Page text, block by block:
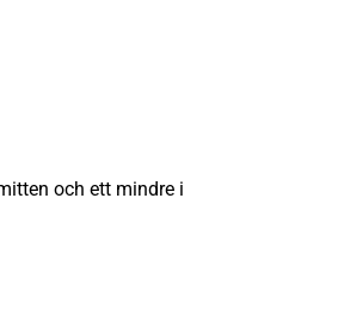
och ett mindre i